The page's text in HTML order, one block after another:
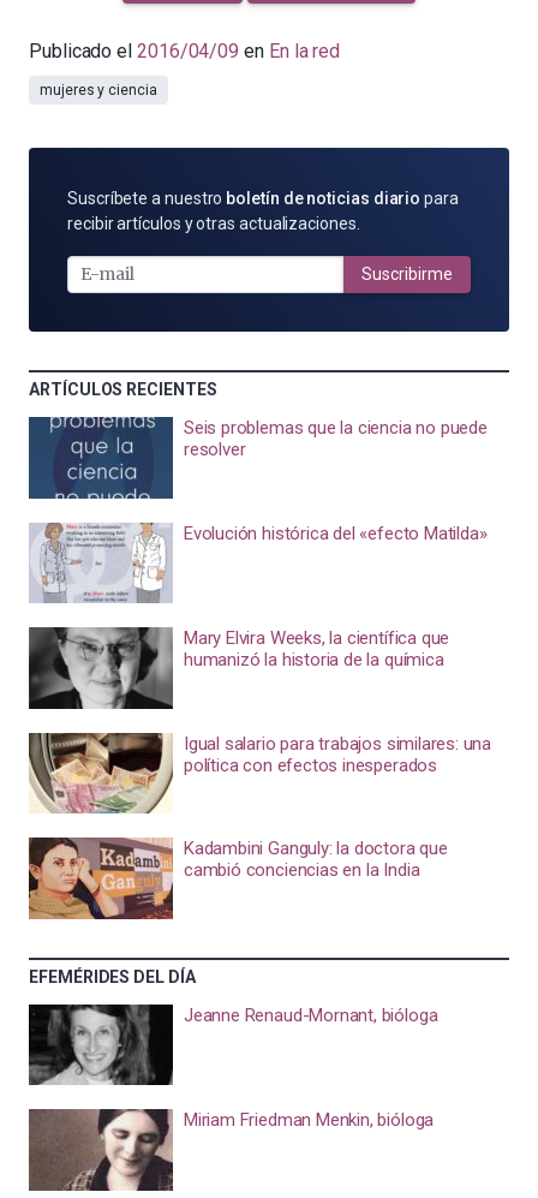
Publicado el 2016/04/09 en En la red
mujeres y ciencia
SUSCRÍBETE
POR
MAIL
Suscríbete a nuestro boletín de noticias diario para
recibir artículos y otras actualizaciones.
Suscribirme
ARTÍCULOS RECIENTES
Seis problemas que la ciencia no puede
resolver
Evolución histórica del «efecto Matilda»
Mary Elvira Weeks, la científica que
humanizó la historia de la química
Igual salario para trabajos similares: una
política con efectos inesperados
Kadambini Ganguly: la doctora que
cambió conciencias en la India
EFEMÉRIDES DEL DÍA
Jeanne Renaud-Mornant, bióloga
Miriam Friedman Menkin, bióloga